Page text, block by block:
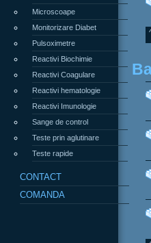
Microscoape
Monitorizare Diabet
Pulsoximetre
Reactivi Biochimie
Reactivi Coagulare
Reactivi hematologie
Reactivi Imunologie
Sange de control
Teste prin aglutinare
Teste rapide
CONTACT
COMANDA